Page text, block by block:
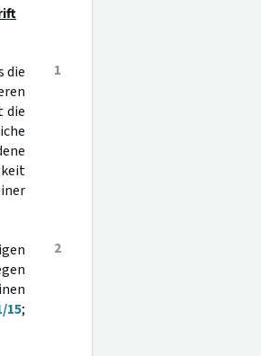
1
die
die
2
15;